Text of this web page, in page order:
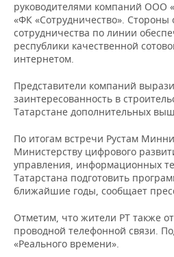
ВУЗЫ ТАТАРСТАНА
КОМУ ПРИНАДЛЕЖАТ
ТОРГОВЫЕ ЦЕНТРЫ
БАНКИ
БЮДЖЕТ
ИНВЕСТИЦИИ
АГРОПРОМ
МАШИНОСТРОЕНИЕ
НЕФТЕХИМИЯ
ОПК
ЭНЕРГЕТИКА
НОВОСТИ НЕДВИЖИМОСТИ
АВТО
НОВОСТИ АВТО
БИЗНЕС
НОВОСТИ БИЗНЕСА
РОЗНИЧНАЯ ТОРГОВЛЯ
ТРАНСПОРТ
УСЛУГИ
ТЕХНОЛОГИИ
НОВОСТИ ТЕХНОЛОГИЙ
IT
МЕДИА
МЕРОПРИЯТИЯ
НОВОСТИ МЕРОПРИЯТИЙ
ВЫЕЗДНАЯ РЕДАКЦИЯ
ONLINE-КОНФЕРЕНЦИИ
СПОРТ
НОВОСТИ СПОРТА
ХОККЕЙ
ОБЩЕСТВО
ВЛАСТЬ
СЮЖЕТЫ
руководителями компаний ООО
«ФК «Сотрудничество». Стороны
сотрудничества по линии
республики качественной
интернетом.
Представители компаний
заинтересованность в
Татарстане дополнительных
По итогам встречи Рустам
Министерству цифрового
управления, информационных
Татарстана подготовить
ближайшие годы, сообщает
Отметим, что жители РТ также
проводной телефонной связи.
«Реального времени».